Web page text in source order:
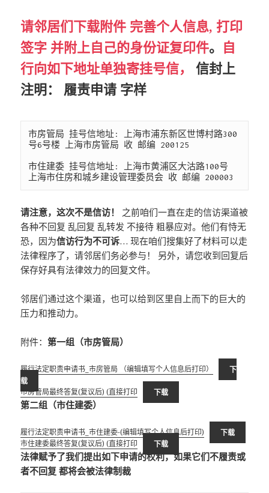
请邻居们下载附件 完善个人信息, 打印
签字 并附上自己的身份证复印件。 自
行向如下地址单独寄挂号信，
信封上
注明： 履责申请 字样
市房管局 挂号信地址: 上海市浦东新区世博村路300
号6号楼 上海市房管局 收 邮编 200125
市住建委 挂号信地址: 上海市黄浦区大沽路100号
上海市住房和城乡建设管理委员会 收 邮编 200003
请注意，这次不是信访！
之前咱们一直在走的信访渠道被
各种不回复 乱回复 乱转发 不接待 粗暴应对。他们有恃无
恐，因为信访行为不可诉… 现在咱们搜集好了材料可以走
法律程序了，请邻居们务必参与！ 另外，请您收到回复后
保存好具有法律效力的回复文件。
邻居们通过这个渠道，也可以给到区里自上而下的巨大的
压力和推动力。
附件：第一组（市房管局）
履行法定职责申请书_市房管局 （编辑填写个人信息后打印）
下
载
市房管局最终答复(复议后) (直接打印
下载
第二组（市住建委）
履行法定职责申请书_市住建委-(编辑填写个人信息后打印)
下载
市住建委最终答复(复议后) (直接打印
下载
法律赋予了我们提出如下申请的权利，如果它们不履责或
者不回复 都将会被法律制裁